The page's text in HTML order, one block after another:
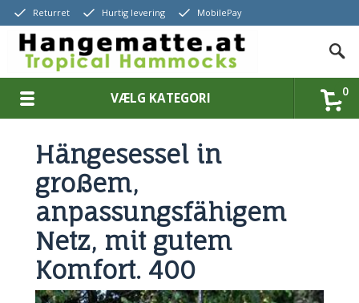
Returret Hurtig levering MobilePay
0
VÆLG KATEGORI
Hängesessel in
großem,
anpassungsfähigem
Netz, mit gutem
Komfort. 400